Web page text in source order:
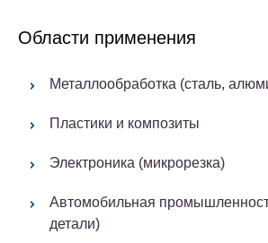
Области применения
Металлообработка (сталь,
Пластики и композиты
Электроника (микрорезка)
Автомобильная
детали)